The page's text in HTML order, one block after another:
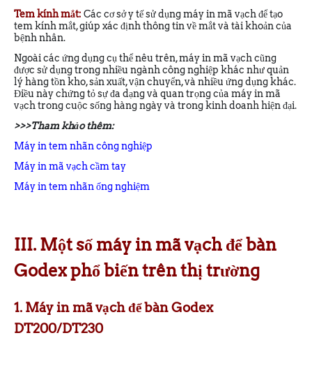
Tem kính mắt: Các cơ sở y tế sử dụng máy in mã vạch để tạo
tem kính mắt, giúp xác định thông tin về mắt và tài khoản của
bệnh nhân.
Ngoài các ứng dụng cụ thể nêu trên, máy in mã vạch cũng
được sử dụng trong nhiều ngành công nghiệp khác như quản
lý hàng tồn kho, sản xuất, vận chuyển, và nhiều ứng dụng khác.
Điều này chứng tỏ sự đa dạng và quan trọng của máy in mã
vạch trong cuộc sống hàng ngày và trong kinh doanh hiện đại.
>>>Tham khảo thêm:
Máy in tem nhãn công nghiệp
Máy in mã vạch cầm tay
Máy in tem nhãn ống nghiệm
III. Một số máy in mã vạch để bàn
Godex phổ biến trên thị trường
1. Máy in mã vạch để bàn Godex
DT200/DT230